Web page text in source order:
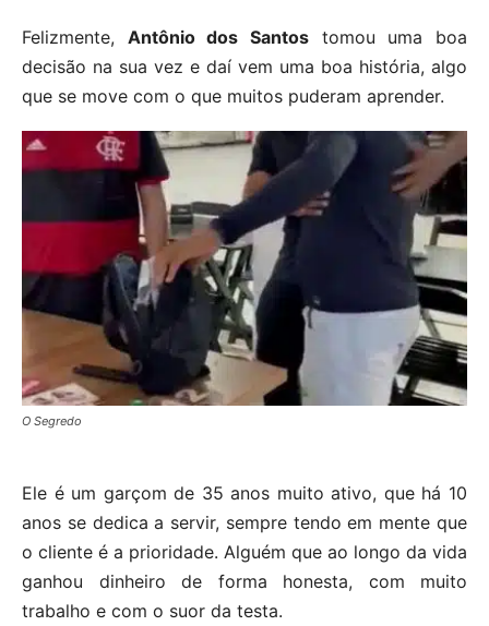
Felizmente, Antônio dos Santos tomou uma boa
decisão na sua vez e daí vem uma boa história, algo
que se move com o que muitos puderam aprender.
O Segredo
Ele é um garçom de 35 anos muito ativo, que há 10
anos se dedica a servir, sempre tendo em mente que
o cliente é a prioridade. Alguém que ao longo da vida
ganhou dinheiro de forma honesta, com muito
trabalho e com o suor da testa.